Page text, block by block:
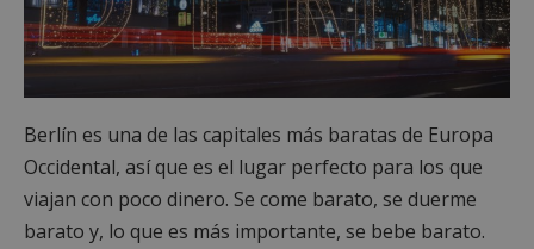
Berlín es una de las capitales más baratas de Europa
Occidental, así que es el lugar perfecto para los que
viajan con poco dinero. Se come barato, se duerme
barato y, lo que es más importante, se bebe barato.